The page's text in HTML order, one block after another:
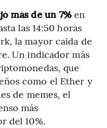
más de un 7%en
las 14:50 horas
la mayor caída de
Un indicador más
que
como el Ether y
de memes, el
más
del 10%.